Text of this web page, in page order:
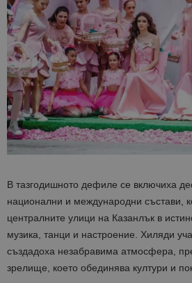
В тазгодишното дефиле се включиха
национални и международни състави,
централните улици на Казанлък в
музика, танци и настроение. Хиляди
създадоха незабравима атмосфера,
зрелище, което обединява култури и